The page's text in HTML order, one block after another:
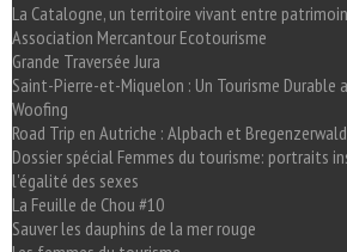
La Catalogne, un territoire vivant entre
Association Mercantour Ecotourisme
Grande Traversée Jura
Saint-Pierre-et-Miquelon : Un Tourisme Durable
Woofing
Road Trip en Autriche : Alpbach et Bregenzerwald
Dossier spécial Femmes du tourisme: portraits
l'égalité des sexes
La Feuille de Chou #10
Sauver les dauphins de la mer rouge